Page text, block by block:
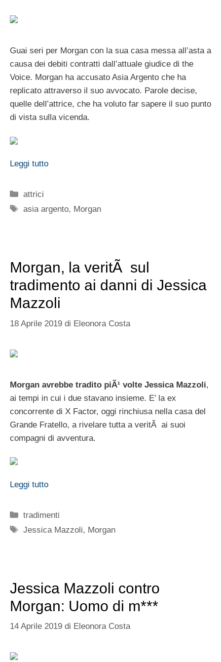
Guai seri per Morgan con la sua casa messa all’asta a
causa dei debiti contratti dall’attuale giudice di the
Voice. Morgan ha accusato Asia Argento che ha
replicato attraverso il suo avvocato. Parole decise,
quelle dell’attrice, che ha voluto far sapere il suo punto
di vista sulla vicenda.
Leggi tutto
Categorie
attrici
Tag
asia argento, Morgan
Morgan, la veritÃ sul
tradimento ai danni di Jessica
Mazzoli
18 Aprile 2019 di Eleonora Costa
Morgan avrebbe tradito piÃ¹ volte Jessica Mazzoli,
ai tempi in cui i due stavano insieme. E’ la ex
concorrente di X Factor, oggi rinchiusa nella casa del
Grande Fratello, a rivelare tutta a veritÃ ai suoi
compagni di avventura.
Leggi tutto
Categorie
tradimenti
Tag
Jessica Mazzoli, Morgan
Jessica Mazzoli contro
Morgan: Uomo di m***
14 Aprile 2019 di Eleonora Costa